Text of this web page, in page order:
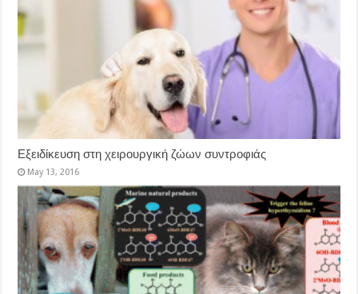
Εξειδίκευση στη χειρουργική ζώων συντροφιάς
May 13, 2016